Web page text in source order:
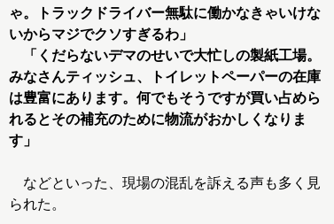
ゃ。トラックドライバー無駄に働かなきゃいけな
いからマジでクソすぎるわ」
「くだらないデマのせいで大忙しの製紙工場。
みなさんティッシュ、トイレットペーパーの在庫
は豊富にあります。何でもそうですが買い占めら
れるとその補充のために物流がおかしくなりま
す」
などといった、現場の混乱を訴える声も多く見
られた。